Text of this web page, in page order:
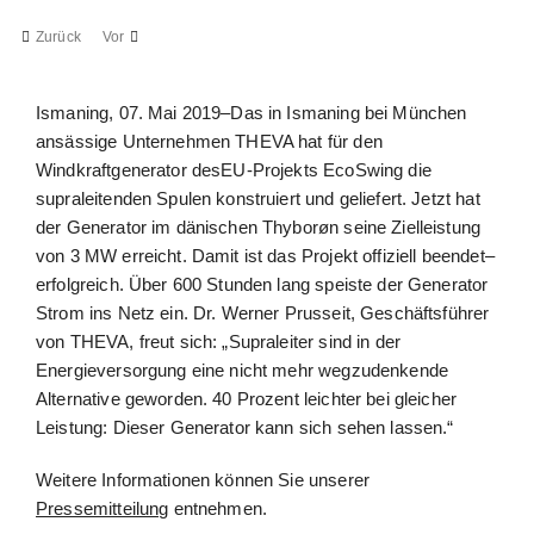
Zurück Vor
grösseres
Bild
Ismaning, 07. Mai 2019–Das in Ismaning bei München
ansässige Unternehmen THEVA hat für den
Windkraftgenerator desEU-Projekts EcoSwing die
supraleitenden Spulen konstruiert und geliefert. Jetzt hat
der Generator im dänischen Thyborøn seine Zielleistung
von 3 MW erreicht. Damit ist das Projekt offiziell beendet–
erfolgreich. Über 600 Stunden lang speiste der Generator
Strom ins Netz ein. Dr. Werner Prusseit, Geschäftsführer
von THEVA, freut sich: „Supraleiter sind in der
Energieversorgung eine nicht mehr wegzudenkende
Alternative geworden. 40 Prozent leichter bei gleicher
Leistung: Dieser Generator kann sich sehen lassen.“
Weitere Informationen können Sie unserer
Pressemitteilung entnehmen.